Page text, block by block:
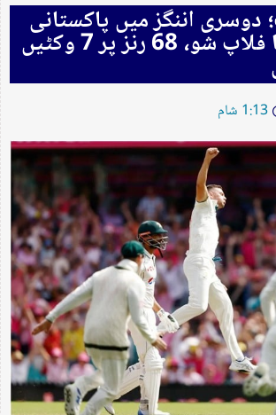
اننگز میں پاکستانی
بیٹنگ لائن کا فلاپ شو، 68 رنز پر 7 وکٹیں
1:13 شام